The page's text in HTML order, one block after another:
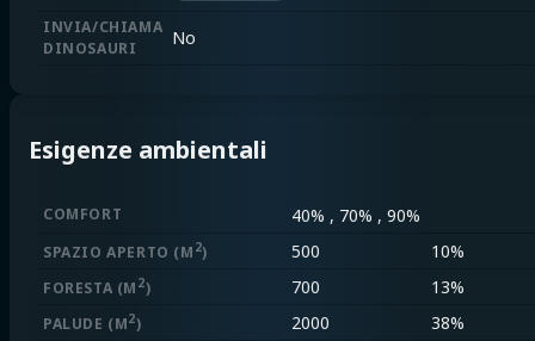
INVIA/CHIAMA
DINOSAURI
No
Esigenze ambientali
COMFORT 40% , 70% , 90%
SPAZIO APERTO (M 2) 500 10%
FORESTA (M 2) 700 13%
PALUDE (M2) 2000 38%